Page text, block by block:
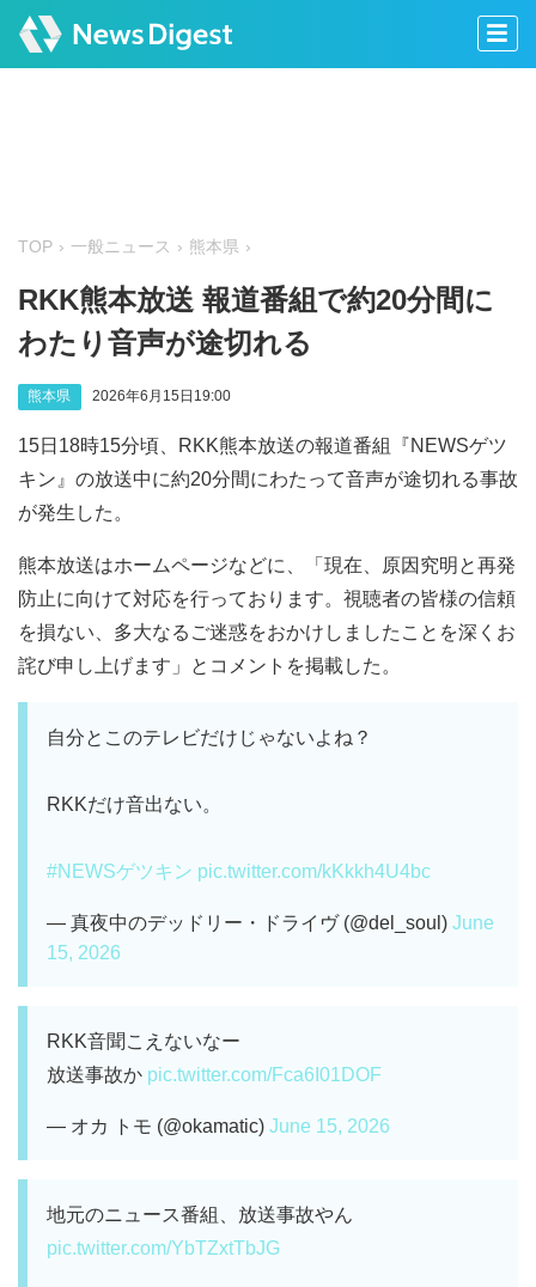
TOP 一般ニュース 熊本県
RKK熊本放送 報道番組で約20分間に
わたり音声が途切れる
熊本県 2026年6月15日19:00
15日18時15分頃、RKK熊本放送の報道番組『NEWSゲツ
キン』の放送中に約20分間にわたって音声が途切れる事故
が発生した。
熊本放送はホームページなどに、「現在、原因究明と再発
防止に向けて対応を行っております。視聴者の皆様の信頼
を損ない、多大なるご迷惑をおかけしましたことを深くお
詫び申し上げます」とコメントを掲載した。
自分とこのテレビだけじゃないよね？
RKKだけ音出ない。
#NEWSゲツキン pic.twitter.com/kKkkh4U4bc
— 真夜中のデッドリー・ドライヴ (@del_soul) June
15, 2026
RKK音聞こえないなー
放送事故か pic.twitter.com/Fca6I01DOF
— オカ トモ (@okamatic) June 15, 2026
地元のニュース番組、放送事故やん
pic.twitter.com/YbTZxtTbJG